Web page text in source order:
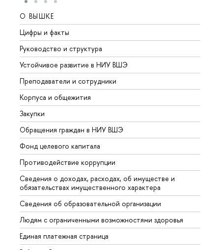
О ВЫШКЕ
Цифры и факты
Руководство и структура
Устойчивое развитие в НИУ ВШЭ
Преподаватели и сотрудники
Корпуса и общежития
Закупки
Обращения граждан в НИУ ВШЭ
Фонд целевого капитала
Противодействие коррупции
Сведения о доходах, расходах, об имуществе и
обязательствах имущественного характера
Сведения об образовательной организации
Людям с ограниченными возможностями здоровья
Единая платежная страница